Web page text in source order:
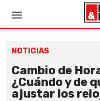
NOTICIAS
Cambio de
¿Cuándo y de
ajustar los